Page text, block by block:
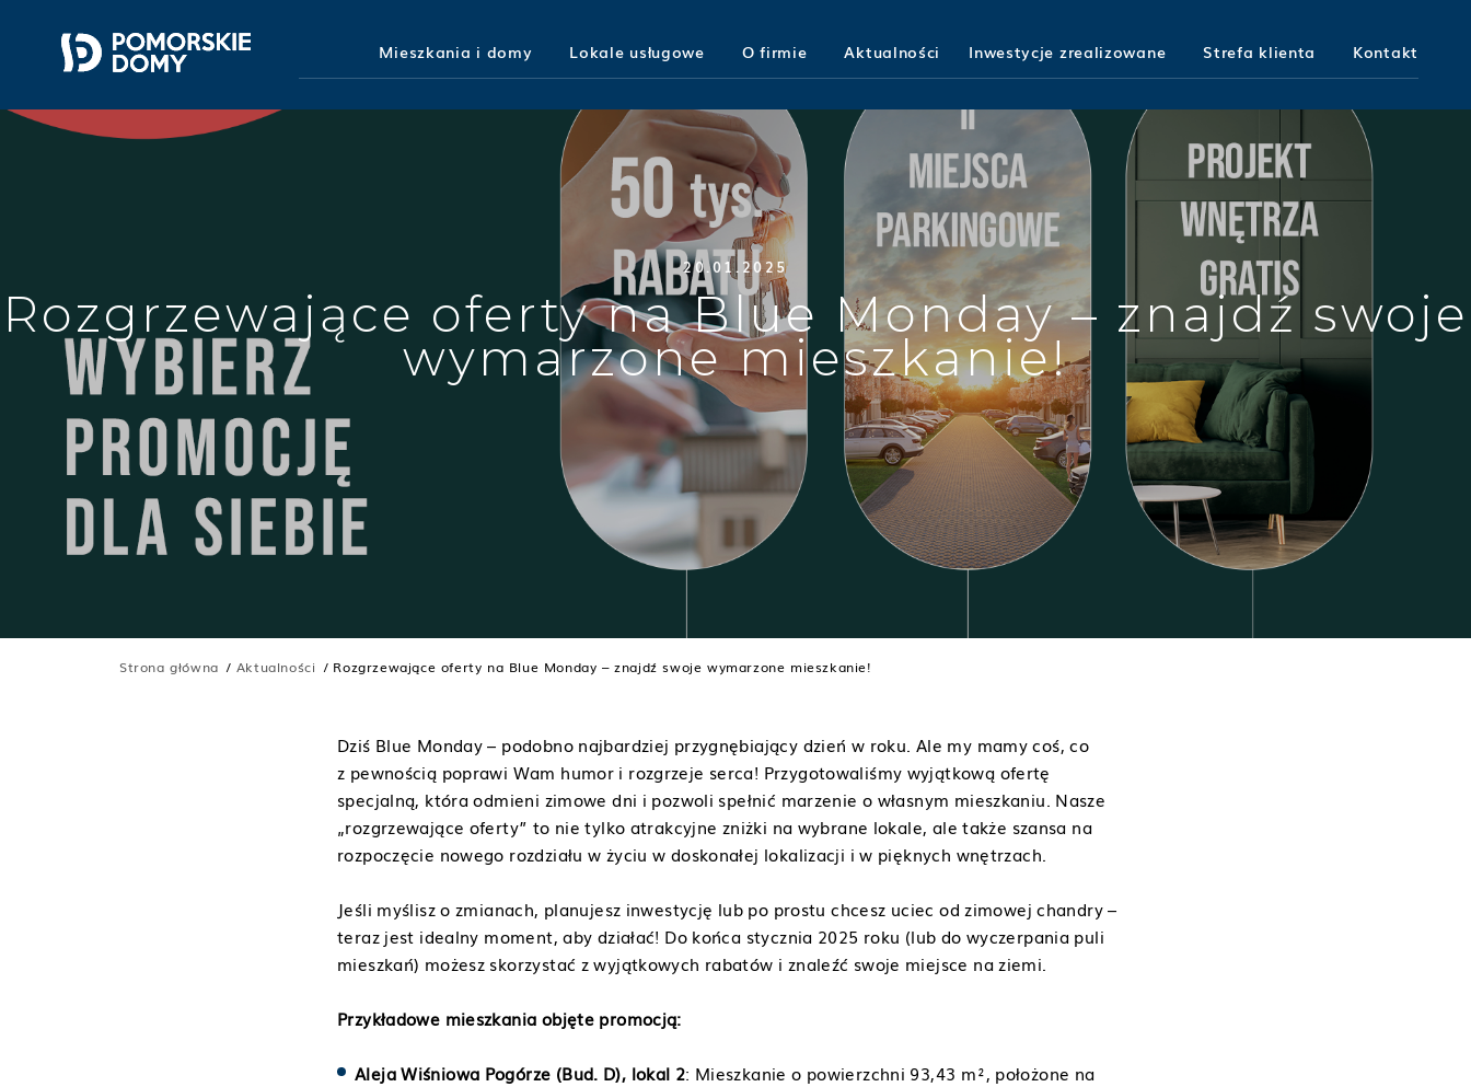
Mieszkania i domy Lokale usługowe O firmie Aktualności Inwestycje zrealizowane Strefa klienta Kontakt
20.01.2025
Rozgrzewające oferty na Blue Monday – znajdź swoje
wymarzone mieszkanie!
Strona główna Aktualności Rozgrzewające oferty na Blue Monday – znajdź swoje wymarzone mieszkanie!
Dziś Blue Monday – podobno najbardziej przygnębiający dzień w roku. Ale my mamy coś, co
z pewnością poprawi Wam humor i rozgrzeje serca! Przygotowaliśmy wyjątkową ofertę
specjalną, która odmieni zimowe dni i pozwoli spełnić marzenie o własnym mieszkaniu. Nasze
„rozgrzewające oferty” to nie tylko atrakcyjne zniżki na wybrane lokale, ale także szansa na
rozpoczęcie nowego rozdziału w życiu w doskonałej lokalizacji i w pięknych wnętrzach.
Jeśli myślisz o zmianach, planujesz inwestycję lub po prostu chcesz uciec od zimowej chandry –
teraz jest idealny moment, aby działać! Do końca stycznia 2025 roku (lub do wyczerpania puli
mieszkań) możesz skorzystać z wyjątkowych rabatów i znaleźć swoje miejsce na ziemi.
Przykładowe mieszkania objęte promocją:
Aleja Wiśniowa Pogórze (Bud. D), lokal 2: Mieszkanie o powierzchni 93,43 m², położone na